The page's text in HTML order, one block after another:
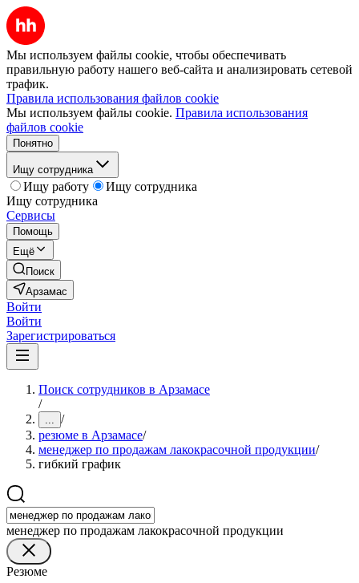
Мы используем файлы cookie, чтобы обеспечивать
правильную работу нашего веб-сайта и анализировать сетевой
трафик.
Правила использования файлов cookie
Мы используем файлы cookie. Правила использования
файлов cookie
Понятно
Ищу сотрудника
Ищу работу
Ищу сотрудника
Ищу сотрудника
Сервисы
Помощь
Ещё
Поиск
Арзамас
Войти
Войти
Зарегистрироваться
Поиск сотрудников в Арзамасе
/
... /
резюме в Арзамасе/
менеджер по продажам лакокрасочной продукции/
гибкий график
менеджер по продажам лакокрасочной продукции
Резюме